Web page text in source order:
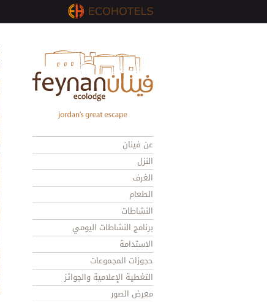
عن فينان
النزل
الغرف
الطعام
النشاطات
برنامج النشاطات اليومي
الاستدامة
حجوزات المجموعات
التغطية الإعلامية والجوائز
معرض الصور